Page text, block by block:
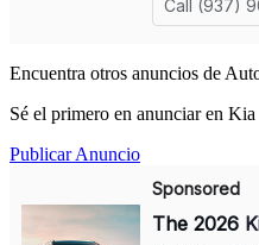
Encuentra otros anuncios de
Sé el primero en anunciar en Kia
Publicar Anuncio